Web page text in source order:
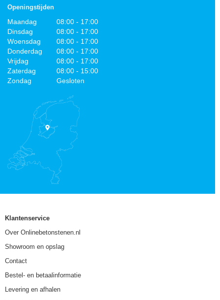
Openingstijden
Maandag
08:00 - 17:00
Dinsdag
08:00 - 17:00
Woensdag
08:00 - 17:00
Donderdag
08:00 - 17:00
Vrijdag
08:00 - 17:00
Zaterdag
08:00 - 15:00
Zondag
Gesloten
Klantenservice
Over Onlinebetonstenen.nl
Showroom en opslag
Contact
Bestel- en betaalinformatie
Levering en afhalen